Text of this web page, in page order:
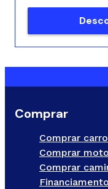
Comprar
Comprar
Comprar
Comprar